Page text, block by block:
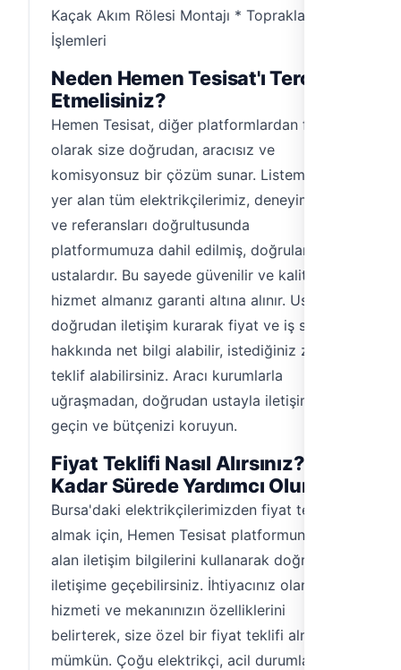
Kaçak Akım Rölesi Montajı * Topraklama
İşlemleri
Neden Hemen Tesisat'ı Tercih
Etmelisiniz?
Hemen Tesisat, diğer platformlardan farklı
olarak size doğrudan, aracısız ve
komisyonsuz bir çözüm sunar. Listemizde
yer alan tüm elektrikçilerimiz, deneyimleri
ve referansları doğrultusunda
platformumuza dahil edilmiş, doğrulanmış
ustalardır. Bu sayede güvenilir ve kaliteli bir
hizmet almanız garanti altına alınır. Usta ile
doğrudan iletişim kurarak fiyat ve iş süreci
hakkında net bilgi alabilir, istediğiniz zaman
teklif alabilirsiniz. Aracı kurumlarla
uğraşmadan, doğrudan ustayla iletişime
geçin ve bütçenizi koruyun.
Fiyat Teklifi Nasıl Alırsınız? Ne
Kadar Sürede Yardımcı Olurlar?
Bursa'daki elektrikçilerimizden fiyat teklifi
almak için, Hemen Tesisat platformunda yer
alan iletişim bilgilerini kullanarak doğrudan
iletişime geçebilirsiniz. İhtiyacınız olan
hizmeti ve mekanınızın özelliklerini
belirterek, size özel bir fiyat teklifi almanız
mümkün. Çoğu elektrikçi, acil durumlarda